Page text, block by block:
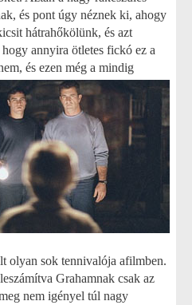
és pont úgy néznek ki, ahogy
hátrahőkölünk, és azt
annyira ötletes fickó ez a
és ezen még a mindig
olyan sok tennivalója afilmben.
Grahamnak csak az
nem igényel túl nagy